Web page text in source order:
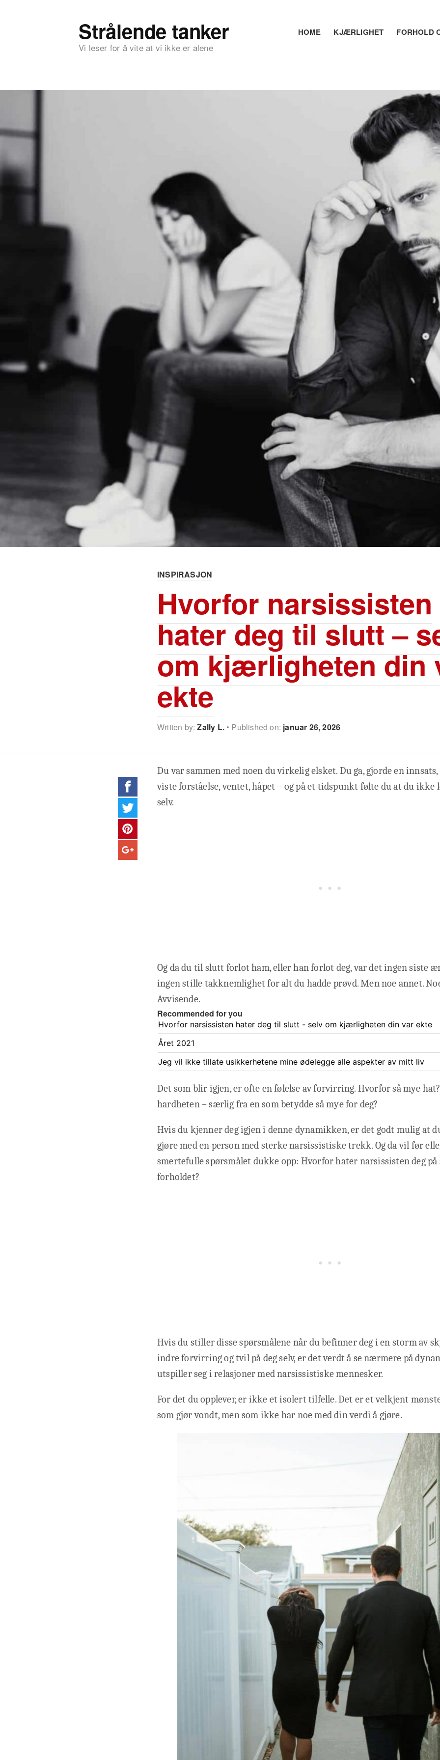
Strålende tanker
Vi leser for å vite at vi ikke er alene
HOME KJÆRLIGHET FORHOLD
INSPIRASJON
Hvorfor narsissisten
hater deg til slutt –
om kjærligheten din
ekte
Written by:Zally L. Published on: januar 26, 2026
Du var sammen med noen du virkelig elsket. Du ga, gjorde en
viste forståelse, ventet, håpet – og på et tidspunkt følte du at du ikke
selv.
Og da du til slutt forlot ham, eller han forlot deg, var det ingen siste
ingen stille takknemlighet for alt du hadde prøvd. Men noe annet.
Avvisende.
Recommended for you
Hvorfor narsissisten hater deg til slutt - selv om kjærligheten din var ekte
Året 2021
Jeg vil ikke tillate usikkerhetene mine ødelegge alle aspekter av mitt liv
Det som blir igjen, er ofte en følelse av forvirring. Hvorfor så mye
hardheten – særlig fra en som betydde så mye for deg?
Hvis du kjenner deg igjen i denne dynamikken, er det godt mulig at
gjøre med en person med sterke narsissistiske trekk. Og da vil før
smertefulle spørsmålet dukke opp: Hvorfor hater narsissisten deg
forholdet?
Hvis du stiller disse spørsmålene når du befinner deg i en storm av
indre forvirring og tvil på deg selv, er det verdt å se nærmere på
utspiller seg i relasjoner med narsissistiske mennesker.
For det du opplever, er ikke et isolert tilfelle. Det er et velkjent
som gjør vondt, men som ikke har noe med din verdi å gjøre.